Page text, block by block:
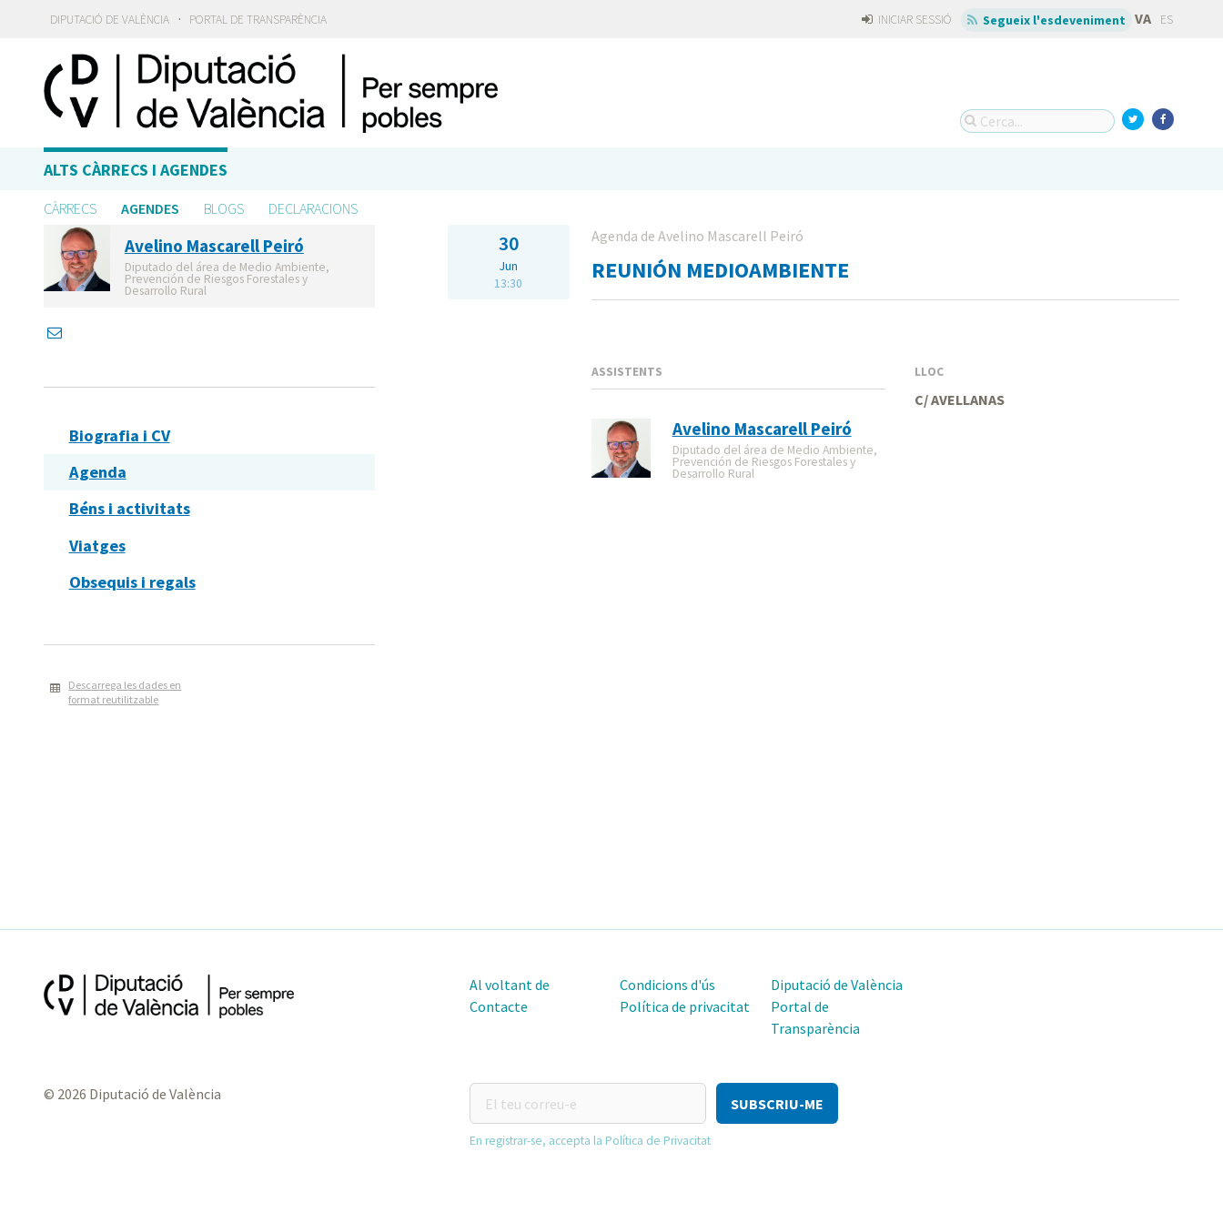
DIPUTACIÓ DE VALÈNCIA · PORTAL DE TRANSPARÈNCIA INICIAR SESSIÓ Segueix l'esdeveniment VA ES
ALTS CÀRRECS I AGENDES
CÀRRECS AGENDES BLOGS DECLARACIONS
Avelino Mascarell Peiró
Diputado del área de Medio Ambiente,
Prevención de Riesgos Forestales y
Desarrollo Rural
Biografia i CV
Agenda
Béns i activitats
Viatges
Obsequis i regals
Descarrega les dades en
format reutilitzable
30
Jun
13:30
Agenda de Avelino Mascarell Peiró
REUNIÓN MEDIOAMBIENTE
ASSISTENTS
Avelino Mascarell Peiró
Diputado del área de Medio Ambiente,
Prevención de Riesgos Forestales y
Desarrollo Rural
LLOC
C/ AVELLANAS
Al voltant de
Contacte
Condicions d'ús
Política de privacitat
Diputació de València
Portal de
Transparència
© 2026 Diputació de València
teu
correu-
En registrar-se, accepta la Política de Privacitat